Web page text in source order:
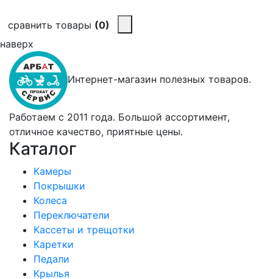
сравнить товары (0)
наверх
Интернет-магазин полезных товаров.
Работаем с 2011 года. Большой ассортимент,
отличное качество, приятные цены.
Каталог
Камеры
Покрышки
Колеса
Переключатели
Кассеты и трещотки
Каретки
Педали
Крылья